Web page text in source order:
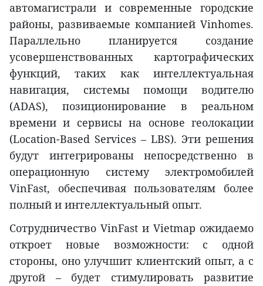
автомагистрали и современные городские
районы, развиваемые компанией Vinhomes.
Параллельно планируется создание
усовершенствованных картографических
функций, таких как интеллектуальная
навигация, системы помощи водителю
(ADAS), позиционирование в реальном
времени и сервисы на основе геолокации
(Location-Based Services – LBS). Эти решения
будут интегрированы непосредственно в
операционную систему электромобилей
VinFast, обеспечивая пользователям более
полный и интеллектуальный опыт.
Сотрудничество VinFast и Vietmap ожидаемо
откроет новые возможности: с одной
стороны, оно улучшит клиентский опыт, а с
другой – будет стимулировать развитие